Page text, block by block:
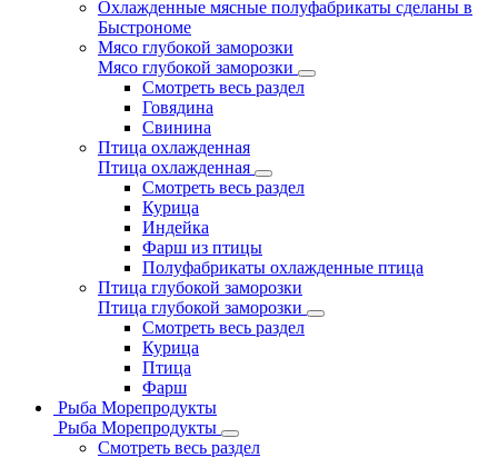
Охлажденные мясные полуфабрикаты сделаны в
Быстрономе
Мясо глубокой заморозки
Мясо глубокой заморозки
Смотреть весь раздел
Говядина
Свинина
Птица охлажденная
Птица охлажденная
Смотреть весь раздел
Курица
Индейка
Фарш из птицы
Полуфабрикаты охлажденные птица
Птица глубокой заморозки
Птица глубокой заморозки
Смотреть весь раздел
Курица
Птица
Фарш
Рыба Морепродукты
Рыба Морепродукты
Смотреть весь раздел